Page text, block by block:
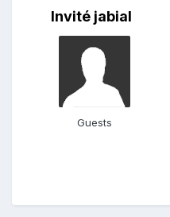
Invité jabial
Guests